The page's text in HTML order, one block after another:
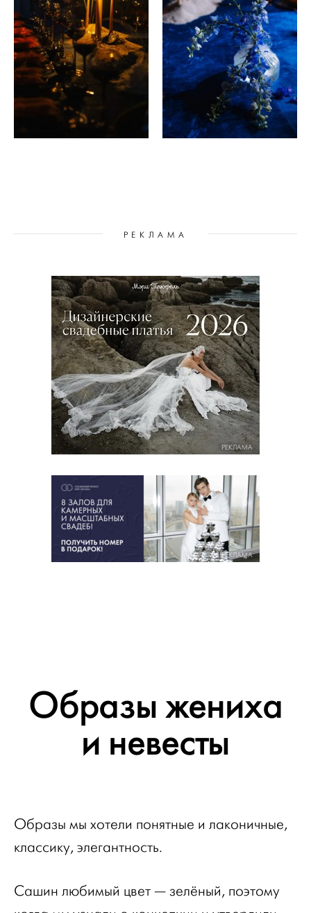
РЕКЛАМА
РЕКЛАМА
РЕКЛАМА
Образы жениха
и невесты
Образы мы хотели понятные и лаконичные,
классику, элегантность.
Сашин любимый цвет — зелёный, поэтому